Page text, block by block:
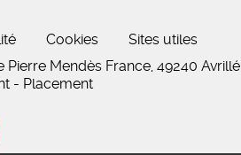
Cookies
Sites utiles
Mendès France, 49240 Avrillé
- Placement